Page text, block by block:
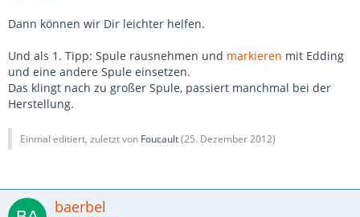
Dann können wir Dir leichter helfen.
Und als 1. Tipp: Spule rausnehmen und markieren mit Edding
und eine andere Spule einsetzen.
Das klingt nach zu großer Spule, passiert manchmal bei der
Herstellung.
Einmal editiert, zuletzt von Foucault(25. Dezember 2012)
baerbel